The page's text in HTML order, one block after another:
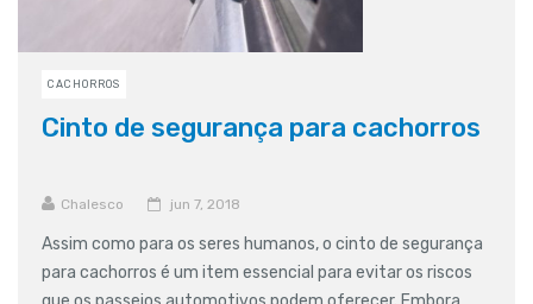
CACHORROS
Cinto de segurança para cachorros
Chalesco jun 7, 2018
Assim como para os seres humanos, o cinto de segurança
para cachorros é um item essencial para evitar os riscos